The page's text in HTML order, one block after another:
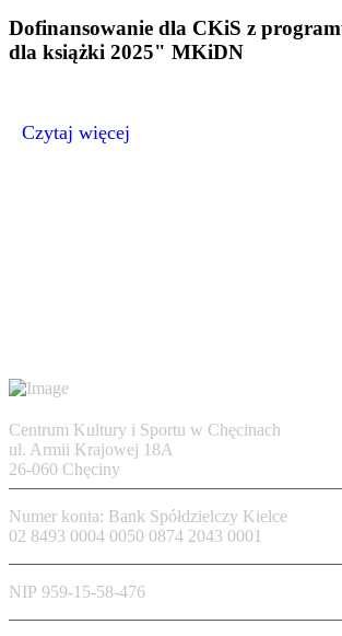
Dofinansowanie dla CKiS z
dla książki 2025" MKiDN
Czytaj więcej
Centrum Kultury i Sportu w Chęcinach
ul. Armii Krajowej 18A
26-060 Chęciny
Numer konta: Bank Spółdzielczy Kielce
02 8493 0004 0050 0874 2043 0001
NIP 959-15-58-476